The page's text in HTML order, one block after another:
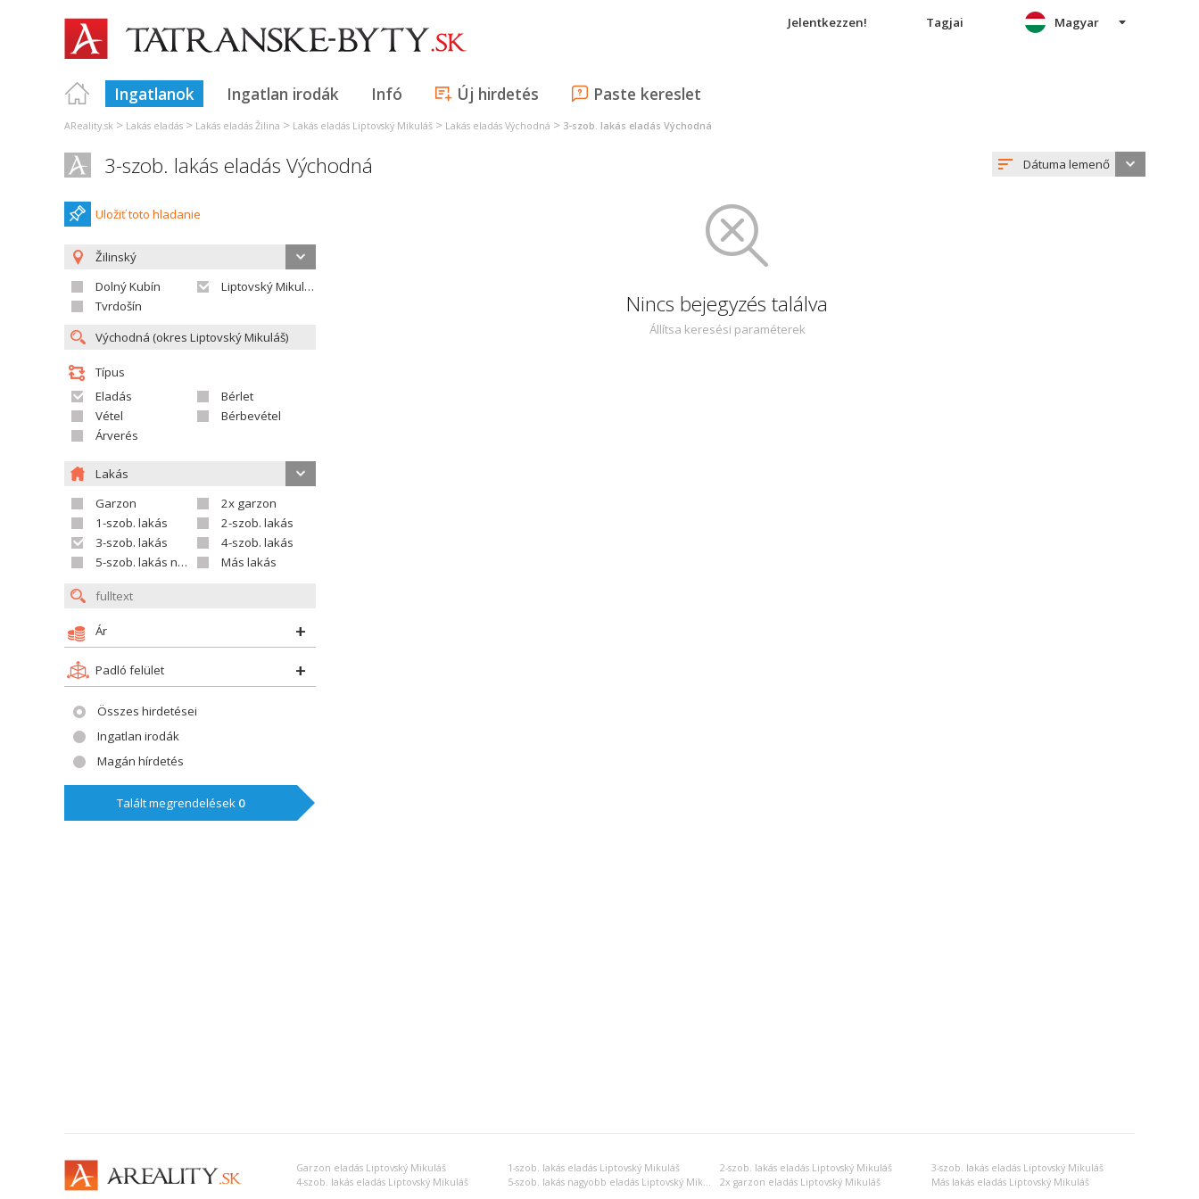
Jelentkezzen! Tagjai
Ingatlanok Ingatlan irodák Infó Új hirdetés Paste kereslet
Magyar
AReality.sk > Lakás eladás > Lakás eladás Žilina > Lakás eladás Liptovský Mikuláš > Lakás eladás Východná > 3-szob. lakás eladás Východná
3-szob. lakás eladás Východná Dátuma lemenő
Uložiť toto hladanie
Žilinský
Dolný Kubín
Liptovský Mikuláš
Tvrdošín
Típus
Eladás
Bérlet
Vétel
Bérbevétel
Árverés
Lakás
Garzon
2x garzon
1-szob. lakás
2-szob. lakás
3-szob. lakás
4-szob. lakás
5-szob. lakás nagyobb
Más lakás
Ár
Padló felület
Összes hirdetései
Ingatlan irodák
Magán hírdetés
Talált megrendelések 0
Nincs bejegyzés találva
Állítsa keresési paraméterek
Garzon eladás Liptovský Mikuláš 1-szob. lakás eladás Liptovský Mikuláš 2-szob. lakás eladás Liptovský Mikuláš
3-szob. lakás eladás Liptovský Mikuláš
4-szob. lakás eladás Liptovský Mikuláš
5-szob. lakás nagyobb eladás Liptovský Mikuláš 2x garzon eladás Liptovský Mikuláš Más lakás eladás Liptovský Mikuláš